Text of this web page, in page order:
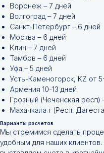
Воронеж – 7 дней
Волгоград – 7 дней
Санкт-Петербург – 6 дней
Москва – 6 дней
Клин – 7 дней
Тамбов – 6 дней
Уфа – 5 дней
Усть-Каменогорск, KZ от
Армения 10-13 дней
Грозный (Чеченская респ)
Махачкала г (Респ.
Варианты расчетов
Мы стремимся сделать
удобным для наших
Не нашли